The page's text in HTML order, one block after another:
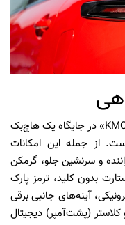
از نظر امکانات رفاهی و ایمنی، «KMC SHADOW» در جایگاه یک هاچ‌بک
از جمله این امکانات
و سرنشین جلو، گرمکن
بدون کلید، ترمز پارک
آینه‌های جانبی برقی
نمایشگر مرکزی ۱۰ اینچی و کلاستر (پشت‌آمپر) دیجیتال